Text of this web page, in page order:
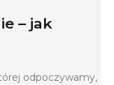
– jak
odpoczywamy,